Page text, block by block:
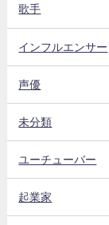
歌手
インフルエンサー
声優
未分類
ユーチューバー
起業家